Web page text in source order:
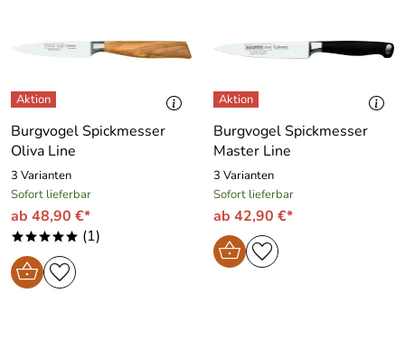
Burgvogel Spickmesser
Oliva Line
3 Varianten
Sofort lieferbar
ab 48,90 €*
***** (1)
Burgvogel Spickmesser
Master Line
3 Varianten
Sofort lieferbar
ab 42,90 €*